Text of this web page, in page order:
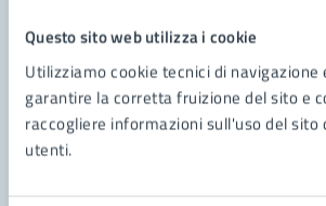
Questo sito web utilizza i cookie
Utilizziamo cookie tecnici di navigazione
garantire la corretta fruizione del sito e
raccogliere informazioni sull'uso del sito
utenti.
Richiedi assistenza
Prenota appuntamento
Problemi in città